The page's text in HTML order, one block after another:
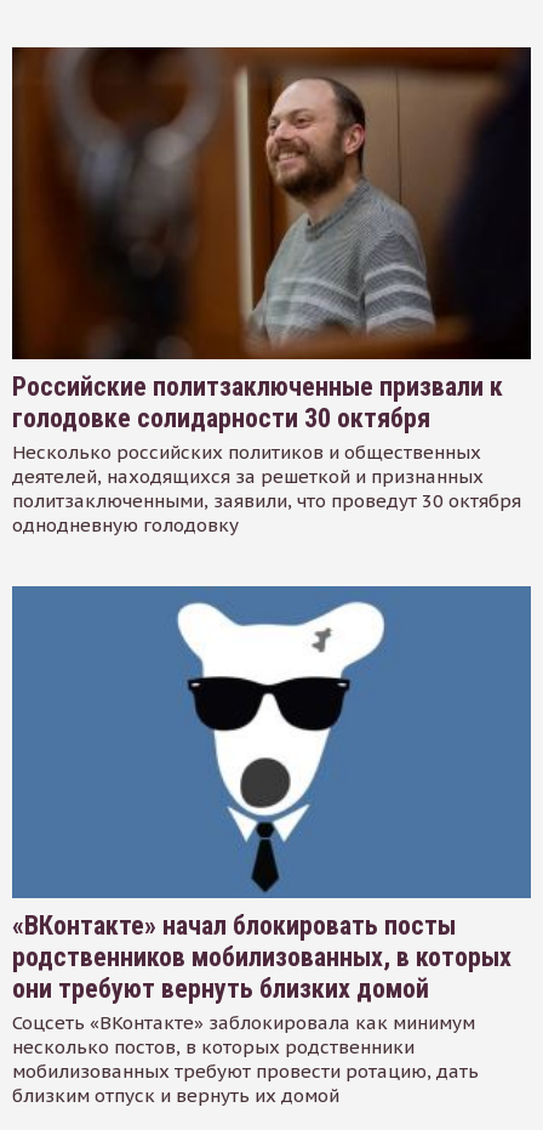
Российские политзаключенные призвали к
голодовке солидарности 30 октября
Несколько российских политиков и общественных
деятелей, находящихся за решеткой и признанных
политзаключенными, заявили, что проведут 30 октября
однодневную голодовку
«ВКонтакте» начал блокировать посты
родственников мобилизованных, в которых
они требуют вернуть близких домой
Соцсеть «ВКонтакте» заблокировала как минимум
несколько постов, в которых родственники
мобилизованных требуют провести ротацию, дать
близким отпуск и вернуть их домой